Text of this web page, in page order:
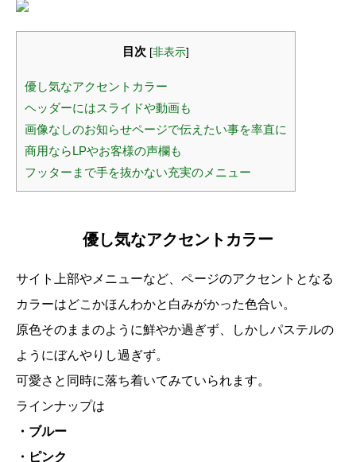
目次 [非表示]
優し気なアクセントカラー
ヘッダーにはスライドや動画も
画像なしのお知らせページで伝えたい事を率直に
商用ならLPやお客様の声欄も
フッターまで手を抜かない充実のメニュー
優し気なアクセントカラー
サイト上部やメニューなど、ページのアクセントとなる
カラーはどこかほんわかと白みがかった色合い。
原色そのままのように鮮やか過ぎず、しかしパステルの
ようにぼんやりし過ぎず。
可愛さと同時に落ち着いてみていられます。
ラインナップは
・ブルー
・ピンク